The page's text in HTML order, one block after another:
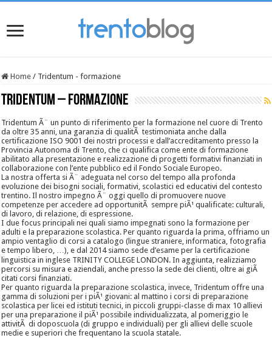
Home / Tridentum - formazione
Tridentum – formazione
Tridentum Ã¨ un punto di riferimento per la formazione nel cuore di Trento
da oltre 35 anni, una garanzia di qualitÃ testimoniata anche dalla
certificazione ISO 9001 dei nostri processi e dall’accreditamento presso la
Provincia Autonoma di Trento, che ci qualifica come ente di formazione
abilitato alla presentazione e realizzazione di progetti formativi finanziati in
collaborazione con l’ente pubblico ed il Fondo Sociale Europeo.
La nostra offerta si Ã¨ adeguata nel corso del tempo alla profonda
evoluzione dei bisogni sociali, formativi, scolastici ed educativi del contesto
trentino. Il nostro impegno Ã¨ oggi quello di promuovere nuove
competenze per accedere ad opportunitÃ sempre piÃ¹ qualificate: culturali,
di lavoro, di relazione, di espressione.
I due focus principali nei quali siamo impegnati sono la formazione per
adulti e la preparazione scolastica. Per quanto riguarda la prima, offriamo un
ampio ventaglio di corsi a catalogo (lingue straniere, informatica, fotografia
e tempo libero, …), e dal 2014 siamo sede d’esame per la certificazione
linguistica in inglese TRINITY COLLEGE LONDON. In aggiunta, realizziamo
percorsi su misura e aziendali, anche presso la sede dei clienti, oltre ai giÃ
citati corsi finanziati.
Per quanto riguarda la preparazione scolastica, invece, Tridentum offre una
gamma di soluzioni per i piÃ¹ giovani: al mattino i corsi di preparazione
scolastica per licei ed istituti tecnici, in piccoli gruppi-classe di max 10 allievi
per una preparazione il piÃ¹ possibile individualizzata, al pomeriggio le
attivitÃ di doposcuola (di gruppo e individuali) per gli allievi delle scuole
medie e superiori che frequentano la scuola statale.